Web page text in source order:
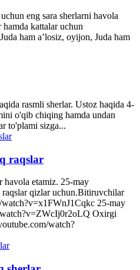
eng sara sherlarni havola
kattalar uchun
ham a’losiz, oyijon, Juda ham
rasmli sherlar. Ustoz haqida 4-
o'qib chiqing hamda undan
to'plami sizga...
raqslar
havola etamiz. 25-may
qizlar uchun.Bitiruvchilar
25-may
Oxirgi
watch?